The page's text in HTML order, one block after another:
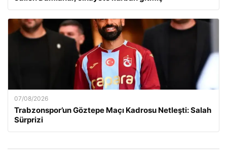
07/08/2026
Trabzonspor’un Göztepe Maçı Kadrosu Netleşti: Salah
Sürprizi